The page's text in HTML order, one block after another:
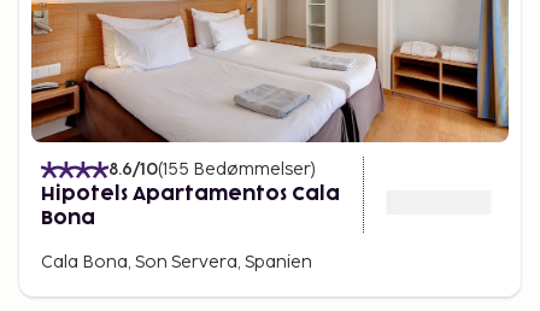
8.6/10(155 Bedømmelser)
Hipotels Apartamentos Cala
Bona
Cala Bona, Son Servera, Spanien